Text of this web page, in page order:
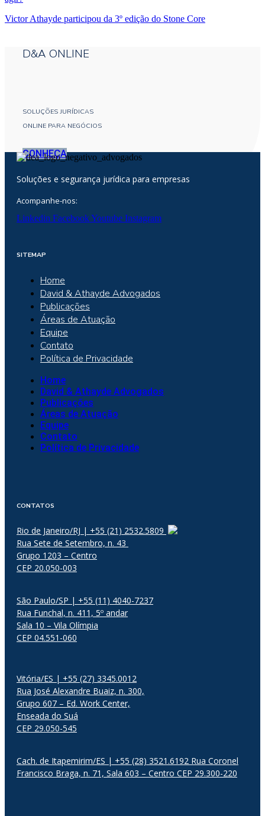
Victor Athayde participou da 3º edição do Stone Core
D&A ONLINE
SOLUÇÕES JURÍDICAS
ONLINE PARA NEGÓCIOS
CONHEÇA
Soluções e segurança jurídica para empresas
Acompanhe-nos:
Linkedin FacebookYoutube Instagram
SITEMAP
Home
David & Athayde Advogados
Publicações
Áreas de Atuação
Equipe
Contato
Política de Privacidade
Home
David & Athayde Advogados
Publicações
Áreas de Atuação
Equipe
Contato
Política de Privacidade
CONTATOS
Rio de Janeiro/RJ | +55 (21) 2532.5809
Rua Sete de Setembro, n. 43
Grupo 1203 – Centro
CEP 20.050-003
São Paulo/SP | +55 (11) 4040-7237
Rua Funchal, n. 411, 5º andar
Sala 10 – Vila Olímpia
CEP 04.551-060
Vitória/ES | +55 (27) 3345.0012
Rua José Alexandre Buaiz, n. 300,
Grupo 607 – Ed. Work Center,
Enseada do Suá
CEP 29.050-545
Cach. de Itapemirim/ES | +55 (28) 3521.6192 Rua Coronel
Francisco Braga, n. 71, Sala 603 – Centro CEP 29.300-220